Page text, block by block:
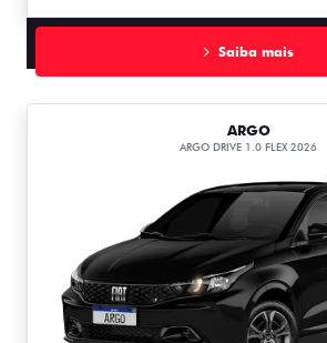
Saiba mais
ARGO
ARGO DRIVE 1.0 FLEX 2026